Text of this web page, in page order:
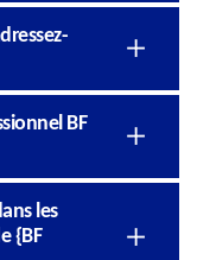
BF
les
{BF